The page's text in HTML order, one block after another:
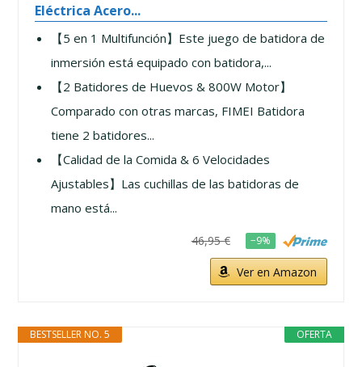
Eléctrica Acero...
【5 en 1 Multifunción】Este juego de batidora de
inmersión está equipado con batidora,...
【2 Batidores de Huevos & 800W Motor】
Comparado con otras marcas, FIMEI Batidora
tiene 2 batidores...
【Calidad de la Comida & 6 Velocidades
Ajustables】Las cuchillas de las batidoras de
mano está...
46,95 € −9%
Ver en Amazon
OFERTA
BESTSELLER NO. 5